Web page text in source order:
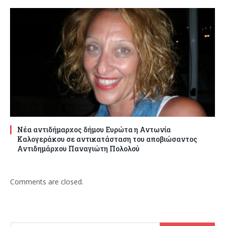
Νέα αντιδήμαρχος δήμου Ευρώτα η Αντωνία
Καλογεράκου σε αντικατάσταση του αποβιώσαντος
Αντιδημάρχου Παναγιώτη Πολολού
Comments are closed.